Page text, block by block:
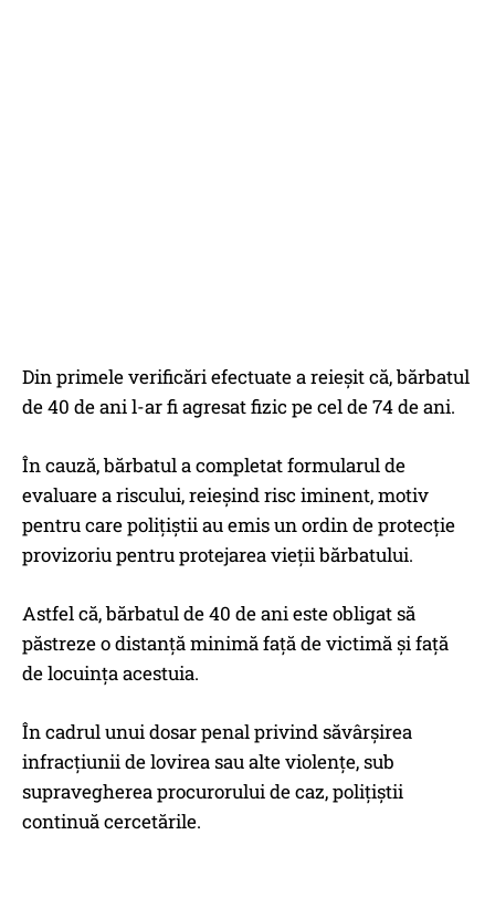
Din primele verificări efectuate a reieșit că, bărbatul
de 40 de ani l-ar fi agresat fizic pe cel de 74 de ani.
În cauză, bărbatul a completat formularul de
evaluare a riscului, reieșind risc iminent, motiv
pentru care polițiștii au emis un ordin de protecție
provizoriu pentru protejarea vieții bărbatului.
Astfel că, bărbatul de 40 de ani este obligat să
păstreze o distanță minimă față de victimă și față
de locuința acestuia.
În cadrul unui dosar penal privind săvârșirea
infracțiunii de lovirea sau alte violențe, sub
supravegherea procurorului de caz, polițiștii
continuă cercetările.